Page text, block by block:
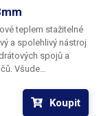
teplem stažitelné
a spolehlivý nástroj
spojů a
Všude
smrštitelné
Koupit